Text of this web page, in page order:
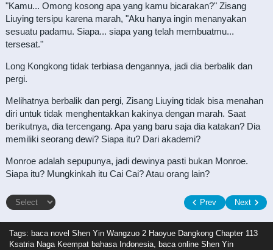
"Kamu... Omong kosong apa yang kamu bicarakan?" Zisang
Liuying tersipu karena marah, "Aku hanya ingin menanyakan
sesuatu padamu. Siapa... siapa yang telah membuatmu...
tersesat."
Long Kongkong tidak terbiasa dengannya, jadi dia berbalik dan
pergi.
Melihatnya berbalik dan pergi, Zisang Liuying tidak bisa menahan
diri untuk tidak menghentakkan kakinya dengan marah. Saat
berikutnya, dia tercengang. Apa yang baru saja dia katakan? Dia
memiliki seorang dewi? Siapa itu? Dari akademi?
Monroe adalah sepupunya, jadi dewinya pasti bukan Monroe.
Siapa itu? Mungkinkah itu Cai Cai? Atau orang lain?
Prev Next
Tags: baca novel Shen Yin Wangzuo 2 Haoyue Dangkong Chapter 113
Ksatria Naga Keempat bahasa Indonesia, baca online Shen Yin